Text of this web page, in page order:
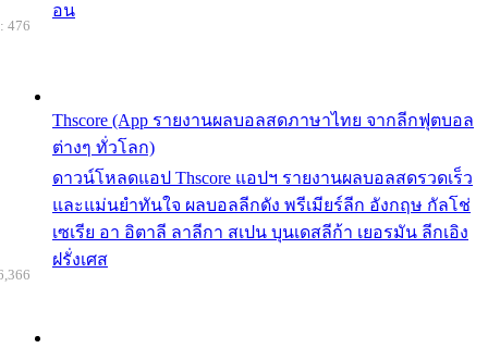
อน
Thscore (App รายงานผลบอลสดภาษาไทย จากลีกฟุตบอล
ต่างๆ ทั่วโลก)
ดาวน์โหลดแอป Thscore แอปฯ รายงานผลบอลสดรวดเร็ว
และแม่นยำทันใจ ผลบอลลีกดัง พรีเมียร์ลีก อังกฤษ กัลโช่
เซเรีย อา อิตาลี ลาลีกา สเปน บุนเดสลีก้า เยอรมัน ลีกเอิง
ฝรั่งเศส
476